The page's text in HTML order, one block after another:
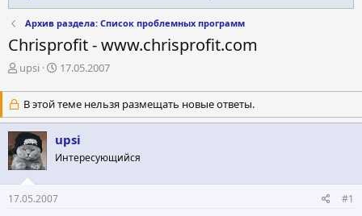
Архив раздела: Список проблемных программ
Chrisprofit - www.chrisprofit.com
А
т
о
р
е
м
ы
upsi
Д
т
а
н
а
ч
л
17.05.2007
В этой теме нельзя размещать новые ответы.
upsi
Интересующийся
17.05.2007 #1